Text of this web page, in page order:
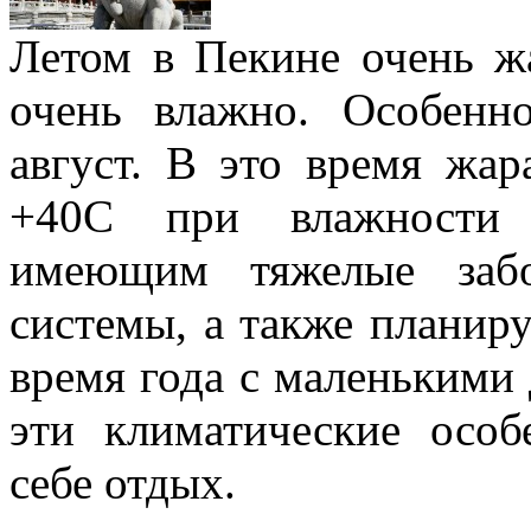
Летом в Пекине очень
очень влажно.
август. В это время
+40С при
имеющим тяжелые
системы, а также
время года с
эти климатические
себе отдых.